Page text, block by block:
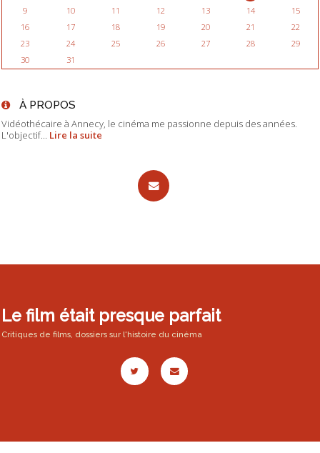
9
10 11 12 13 14
15
16
17 18 19 20 21
22
23
24 25 26 27 28
29
30
31
À PROPOS
Vidéothécaire à Annecy, le cinéma me passionne depuis des années.
L'objectif... Lire la suite
Le film était presque parfait
Critiques de films, dossiers sur l'histoire du cinéma